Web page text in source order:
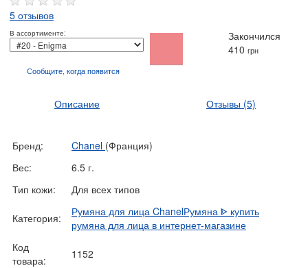
5 отзывов
В ассортименте:
Закончился
410 грн
Сообщите, когдапоявится
Описание Отзывы (5)
Бренд: Chanel (Франция)
Вес:
6.5 г.
Тип кожи:
Для всех типов
Категория:
Румяна для лица ChanelРумяна ᐈ купить
румяна для лица в интернет-магазине
Код
товара:
1152